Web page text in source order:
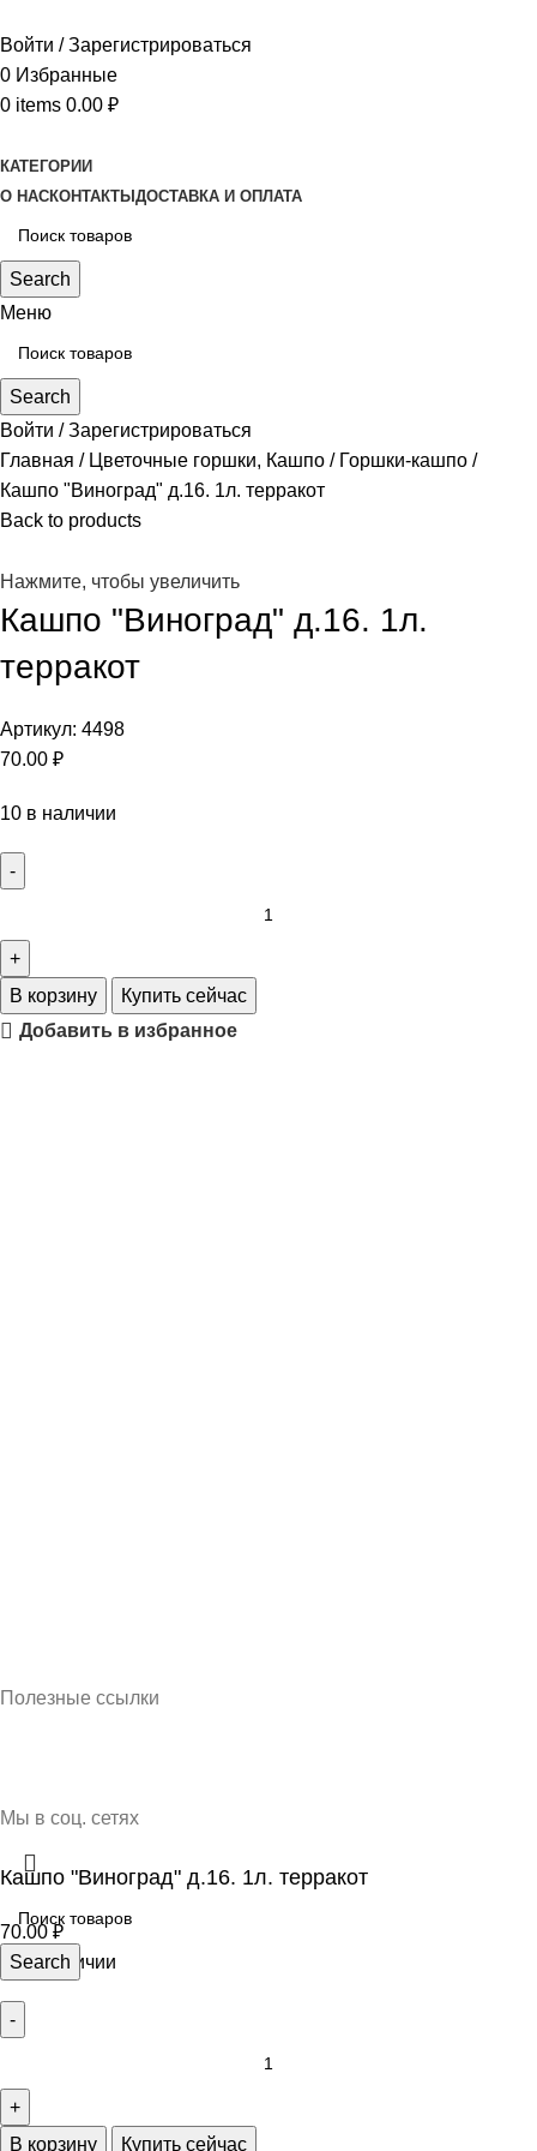
Войти / Зарегистрироваться
0 Избранные
0 items 0.00 ₽
КАТЕГОРИИ
О НАСКОНТАКТЫ ДОСТАВКА И ОПЛАТА
Search
Меню
Search
Войти / Зарегистрироваться
Главная
Цветочные горшки, Кашпо
Горшки-кашпо
Кашпо "Виноград" д.16. 1л. терракот
Back to products
Нажмите, чтобы увеличить
Кашпо "Виноград" д.16. 1л.
терракот
Артикул: 4498
70.00 ₽
10 в наличии
В корзину
Купить сейчас
Добавить в избранное
Полезные ссылки
Мы в соц. сетях
Search
Кашпо "Виноград" д.16. 1л. терракот
70.00 ₽
10 в наличии
В корзину Купить сейчас